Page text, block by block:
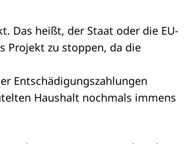
Das heißt, der Staat oder die EU-
Projekt zu stoppen, da die
Entschädigungszahlungen
Haushalt nochmals immens